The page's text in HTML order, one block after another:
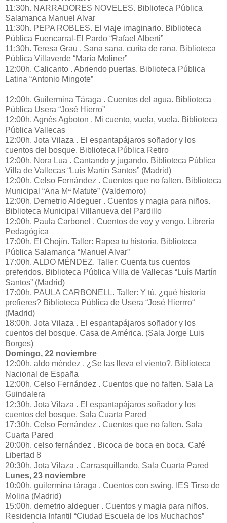
11:30h. NARRADORES NOVELES. Biblioteca Pública
Salamanca Manuel Alvar
11:30h. PEPA ROBLES. El viaje imaginario. Biblioteca
Pública Fuencarral-El Pardo “Rafael Alberti”
11:30h. Teresa Grau . Sana sana, curita de rana. Biblioteca
Pública Villaverde “María Moliner”
12:00h. Calicanto . Abriendo puertas. Biblioteca Pública
Latina “Antonio Mingote”
12:00h. Guilermina Táraga . Cuentos del agua. Biblioteca
Pública Usera “José Hierro”
12:00h. Agnès Agboton . Mi cuento, vuela, vuela. Biblioteca
Pública Vallecas
12:00h. Jota Vilaza . El espantapájaros soñador y los
cuentos del bosque. Biblioteca Pública Retiro
12:00h. Nora Lua . Cantando y jugando. Biblioteca Pública
Villa de Vallecas “Luís Martín Santos” (Madrid)
12:00h. Celso Fernández . Cuentos que no falten. Biblioteca
Municipal “Ana Mª Matute” (Valdemoro)
12:00h. Demetrio Aldeguer . Cuentos y magia para niños.
Biblioteca Municipal Villanueva del Pardillo
12:00h. Paula Carbonel . Cuentos de voy y vengo. Librería
Pedagógica
17:00h. El Chojín. Taller: Rapea tu historia. Biblioteca
Pública Salamanca “Manuel Alvar”
17:00h. ALDO MÉNDEZ. Taller: Cuenta tus cuentos
preferidos. Biblioteca Pública Villa de Vallecas “Luís Martín
Santos” (Madrid)
17:00h. PAULA CARBONELL. Taller: Y tú, ¿qué historia
prefieres? Biblioteca Pública de Usera “José Hierrro“
(Madrid)
18:00h. Jota Vilaza . El espantapájaros soñador y los
cuentos del bosque. Casa de América. (Sala Jorge Luis
Borges)
Domingo, 22 noviembre
12:00h. aldo méndez . ¿Se las lleva el viento?. Biblioteca
Nacional de España
12:00h. Celso Fernández . Cuentos que no falten. Sala La
Guindalera
12:30h. Jota Vilaza . El espantapájaros soñador y los
cuentos del bosque. Sala Cuarta Pared
17:30h. Celso Fernández . Cuentos que no falten. Sala
Cuarta Pared
20:00h. celso fernández . Bicoca de boca en boca. Café
Libertad 8
20:30h. Jota Vilaza . Carrasquillando. Sala Cuarta Pared
Lunes, 23 noviembre
10:00h. guilermina táraga . Cuentos con swing. IES Tirso de
Molina (Madrid)
15:00h. demetrio aldeguer . Cuentos y magia para niños.
Residencia Infantil “Ciudad Escuela de los Muchachos”